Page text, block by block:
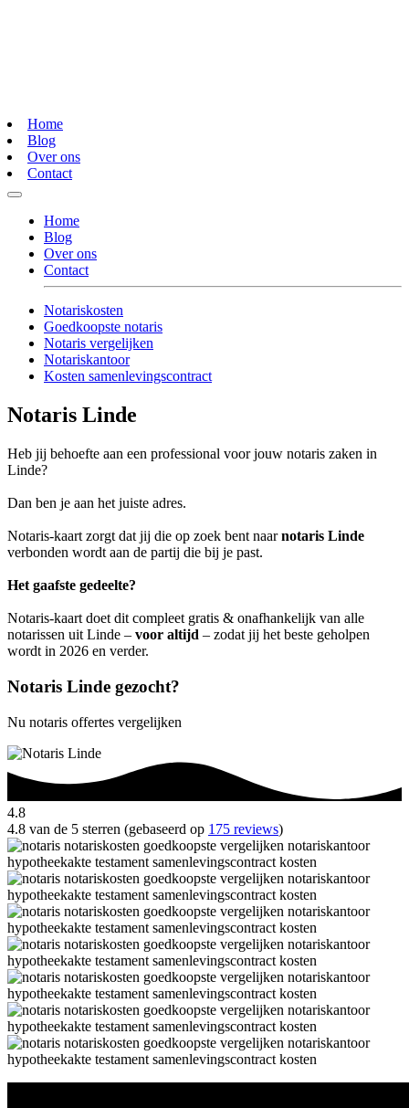
Home
Blog
Over ons
Contact
Home
Blog
Over ons
Contact
Notariskosten
Goedkoopste notaris
Notaris vergelijken
Notariskantoor
Kosten samenlevingscontract
Notaris Linde
Heb jij behoefte aan een professional voor jouw notaris zaken in
Linde?
Dan ben je aan het juiste adres.
Notaris-kaart zorgt dat jij die op zoek bent naarnotaris Linde
verbonden wordt aan de partij die bij je past.
Het gaafste gedeelte?
Notaris-kaart doet dit compleet gratis & onafhankelijk van alle
notarissen uit Linde – voor altijd – zodat jij het beste geholpen
wordt in 2026 en verder.
Notaris Linde gezocht?
Nu notaris offertes vergelijken
4.8
4.8 van de 5 sterren (gebaseerd op 175 reviews)